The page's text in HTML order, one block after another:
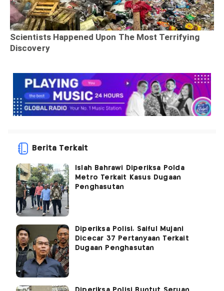
Berita Terkait
Islah Bahrawi Diperiksa Polda
Metro Terkait Kasus Dugaan
Penghasutan
Diperiksa Polisi, Saiful Mujani
Dicecar 37 Pertanyaan Terkait
Dugaan Penghasutan